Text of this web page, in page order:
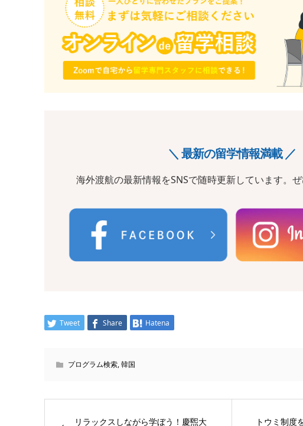
＼ 最新の留学情報満載 ／
海外渡航の最新情報をSNSで随時更新しています。ぜ
Tweet Share Hatena
プログラム検索,韓国
リラックスしながら学ぼう！慶煕大
トウミ制度